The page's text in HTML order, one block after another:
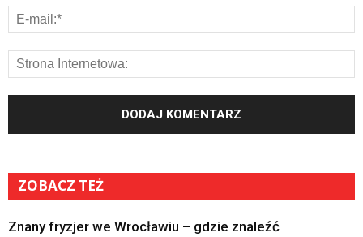
ZOBACZ TEŻ
Znany fryzjer we Wrocławiu – gdzie znaleźć